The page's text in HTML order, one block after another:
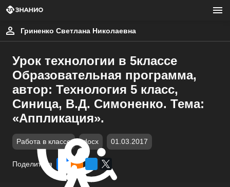
Гриненко Светлана Николаевна
Урок технологии в 5классе
Образовательная программа,
автор: Технология 5 класс,
Синица, В.Д. Симоненко. Тема:
«Аппликация».
Работа в классе docx 01.03.2017
Поделиться